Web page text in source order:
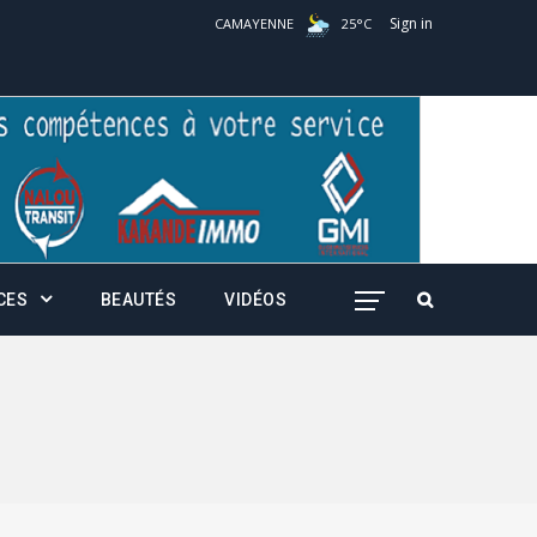
CAMAYENNE 25°C Sign in
BEAUTÉS VIDÉOS